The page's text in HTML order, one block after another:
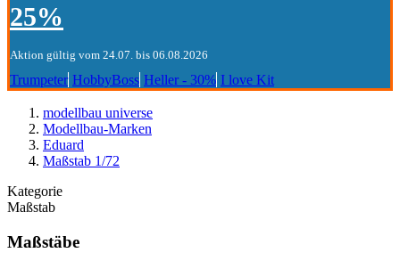
25%
Aktion gültig vom 24.07. bis 06.08.2026
Trumpeter HobbyBoss Heller - 30% I love Kit
modellbau universe
Modellbau-Marken
Eduard
Maßstab 1/72
Kategorie
Maßstab
Maßstäbe